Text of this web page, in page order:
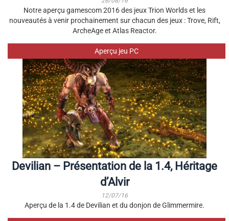
Notre aperçu gamescom 2016 des jeux Trion Worlds et les
nouveautés à venir prochainement sur chacun des jeux : Trove, Rift,
ArcheAge et Atlas Reactor.
Aperçu jeu PC
Devilian – Présentation de la 1.4, Héritage
d’Alvir
12/07/16
Aperçu de la 1.4 de Devilian et du donjon de Glimmermire.